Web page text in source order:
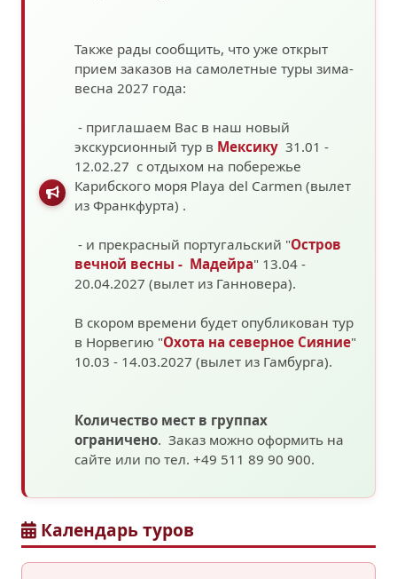
Также рады сообщить, что уже открыт
прием заказов на самолетные туры зима-
весна 2027 года:
- приглашаем Вас в наш новый
экскурсионный тур в Мексику 31.01 -
12.02.27 с отдыхом на побережье
Карибского моря Playa del Carmen (вылет
из Франкфурта) .
- и прекрасный португальский "Остров
вечной весны - Мадейра" 13.04 -
20.04.2027 (вылет из Ганновера).
В скором времени будет опубликован тур
в Норвегию "Охота на северное Сияние"
10.03 - 14.03.2027 (вылет из Гамбурга).
Количество мест в группах
ограничено. Заказ можно оформить на
сайте или по тел. +49 511 89 90 900.
Календарь туров